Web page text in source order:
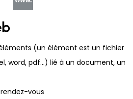
(un élément est un fichier
word, pdf...) lié à un document, un
vous